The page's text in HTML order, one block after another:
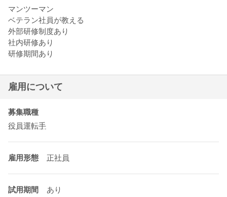
マンツーマン
ベテラン社員が教える
外部研修制度あり
社内研修あり
研修期間あり
雇用について
募集職種
役員運転手
雇用形態 正社員
試用期間
あり